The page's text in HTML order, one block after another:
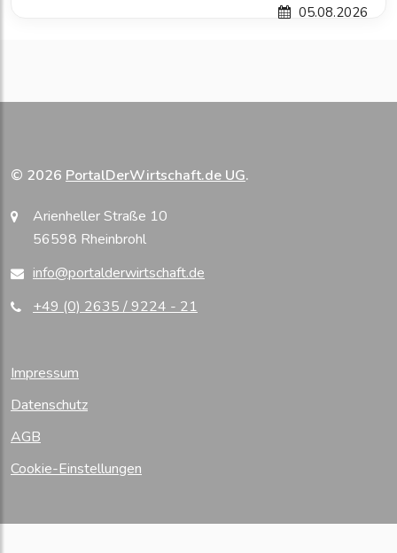
05.08.2026
© 2026 PortalDerWirtschaft.de UG.
Arienheller Straße 10
56598 Rheinbrohl
info@portalderwirtschaft.de
+49 (0) 2635 / 9224 - 21
Impressum
Datenschutz
AGB
Cookie-Einstellungen